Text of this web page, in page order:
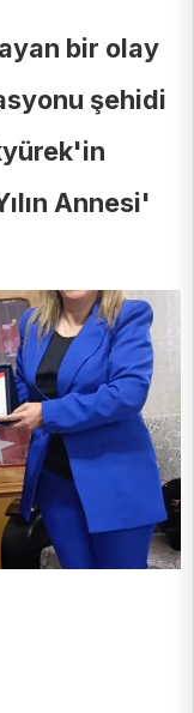
bir olay
şehidi
Annesi'